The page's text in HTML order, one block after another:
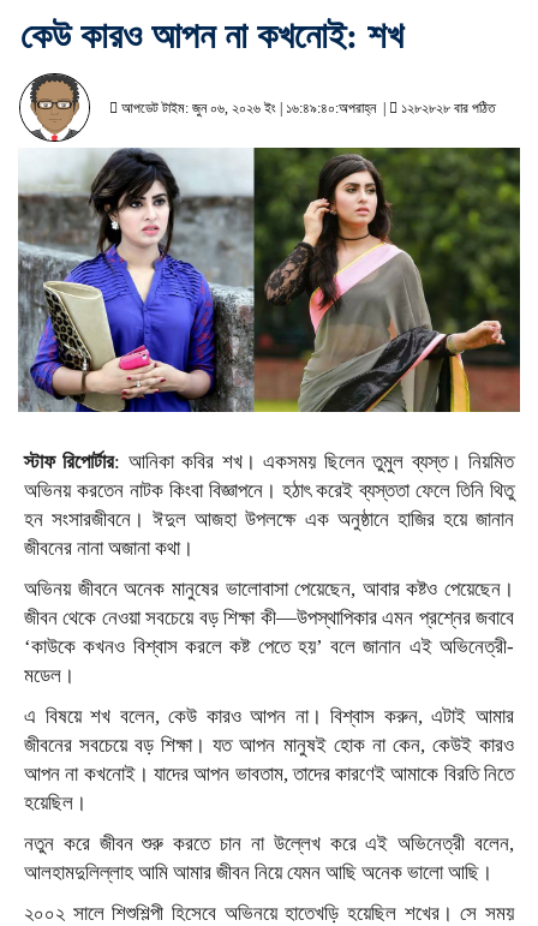
কেউ কারও আপন না কখনোই: শখ
আপডেট টাইম: জুন ০৬, ২০২৬ ইং | ১৬:৪৯:৪০:অপরাহ্ন | ১২৮২৮২৮ বার পঠিত
স্টাফ রিপোর্টার: আনিকা কবির শখ। একসময় ছিলেন তুমুল ব্যস্ত। নিয়মিত
অভিনয় করতেন নাটক কিংবা বিজ্ঞাপনে। হঠাৎ করেই ব্যস্ততা ফেলে তিনি থিতু
হন সংসারজীবনে। ঈদুল আজহা উপলক্ষে এক অনুষ্ঠানে হাজির হয়ে জানান
জীবনের নানা অজানা কথা।
অভিনয় জীবনে অনেক মানুষের ভালোবাসা পেয়েছেন, আবার কষ্টও পেয়েছেন।
জীবন থেকে নেওয়া সবচেয়ে বড় শিক্ষা কী—উপস্থাপিকার এমন প্রশ্নের জবাবে
‘কাউকে কখনও বিশ্বাস করলে কষ্ট পেতে হয়’ বলে জানান এই অভিনেত্রী-
মডেল।
এ বিষয়ে শখ বলেন, কেউ কারও আপন না। বিশ্বাস করুন, এটাই আমার
জীবনের সবচেয়ে বড় শিক্ষা। যত আপন মানুষই হোক না কেন, কেউই কারও
আপন না কখনোই। যাদের আপন ভাবতাম, তাদের কারণেই আমাকে বিরতি নিতে
হয়েছিল।
নতুন করে জীবন শুরু করতে চান না উল্লেখ করে এই অভিনেত্রী বলেন,
আলহামদুলিল্লাহ আমি আমার জীবন নিয়ে যেমন আছি অনেক ভালো আছি।
২০০২ সালে শিশুশিল্পী হিসেবে অভিনয়ে হাতেখড়ি হয়েছিল শখের। সে সময়